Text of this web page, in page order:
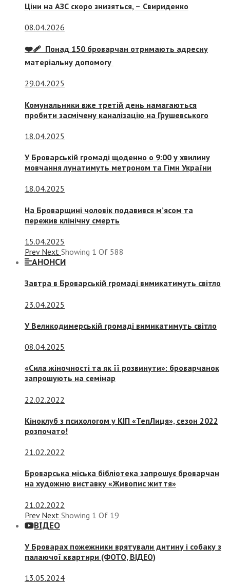
Ціни на АЗС скоро знизяться, – Свириденко
08.04.2026
❤️‍🩹 Понад 150 броварчан отримають адресну
матеріальну допомогу
29.04.2025
Комунальники вже третій день намагаються
пробити засмічену каналізацію на Грушевського
18.04.2025
У Броварській громаді щоденно о 9:00 у хвилину
мовчання лунатимуть метроном та Гімн України
18.04.2025
На Броварщині чоловік подавився м’ясом та
пережив клінічну смерть
15.04.2025
Prev Next Showing 1 Of 588
АНОНСИ
Завтра в Броварській громаді вимикатимуть світло
23.04.2025
У Великодимерській громаді вимикатимуть світло
08.04.2025
«Сила жіночності та як її розвинути»: броварчанок
запрошують на семінар
22.02.2022
Кіноклуб з психологом у КІП «ТепЛиця», сезон 2022
розпочато!
21.02.2022
Броварська міська бібліотека запрошує броварчан
на художню виставку «Живопис життя»
21.02.2022
Prev Next Showing 1 Of 19
ВІДЕО
У Броварах пожежники врятували дитину і собаку з
палаючої квартири (ФОТО, ВІДЕО)
13.05.2024